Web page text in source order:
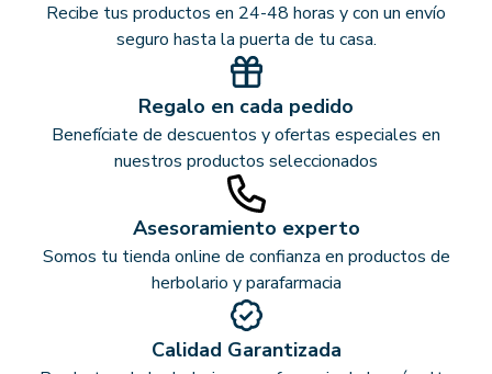
Recibe tus productos en 24-48 horas y con un envío
seguro hasta la puerta de tu casa.
Regalo en cada pedido
Benefíciate de descuentos y ofertas especiales en
nuestros productos seleccionados
Asesoramiento experto
Somos tu tienda online de confianza en productos de
herbolario y parafarmacia
Calidad Garantizada